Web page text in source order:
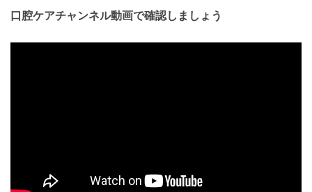
口腔ケアチャンネル動画で確認しましょう